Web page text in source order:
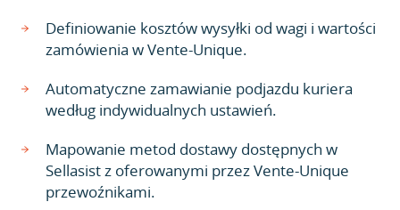
Definiowanie kosztów wysyłki od wagi i wartości
zamówienia w Vente-Unique.
Automatyczne zamawianie podjazdu kuriera
według indywidualnych ustawień.
Mapowanie metod dostawy dostępnych w
Sellasist z oferowanymi przez Vente-Unique
przewoźnikami.